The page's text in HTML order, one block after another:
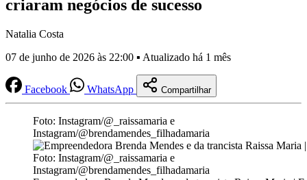
criaram negócios de sucesso
Natalia Costa
07 de junho de 2026 às 22:00 ▪ Atualizado há 1 mês
Facebook WhatsApp Compartilhar
Foto: Instagram/@_raissamaria e
Instagram/@brendamendes_filhadamaria